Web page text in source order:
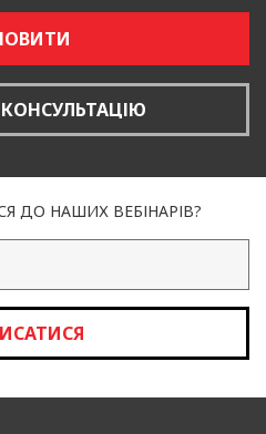
ДО НАШИХ ВЕБІНАРІВ?